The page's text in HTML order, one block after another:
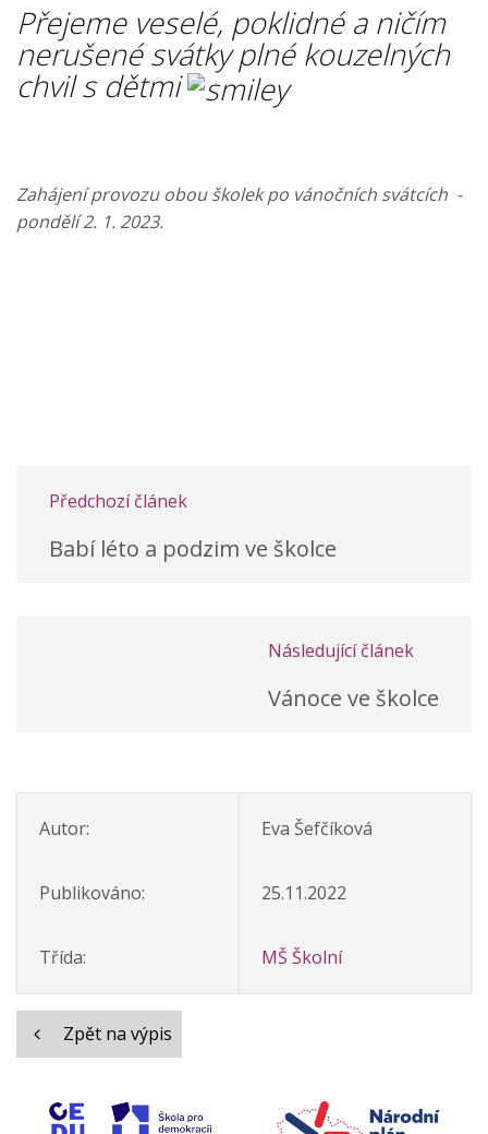
Přejeme veselé, poklidné a ničím
nerušené svátky plné kouzelných
chvil s dětmi
Zahájení provozu obou školek po vánočních svátcích -
pondělí 2. 1. 2023.
Předchozí článek
Babí léto a podzim ve školce
Následující článek
Vánoce ve školce
Autor: Eva Šefčíková
Publikováno: 25.11.2022
Třída: MŠ Školní
Zpět na výpis